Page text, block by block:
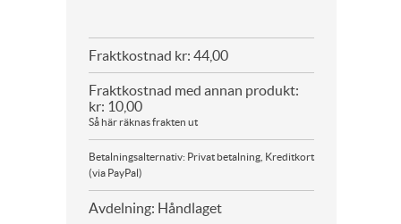
Fraktkostnad kr: 44,00
Fraktkostnad med annan produkt:
kr: 10,00
Så här räknas frakten ut
Betalningsalternativ: Privat betalning, Kreditkort
(via PayPal)
Avdelning: Håndlaget